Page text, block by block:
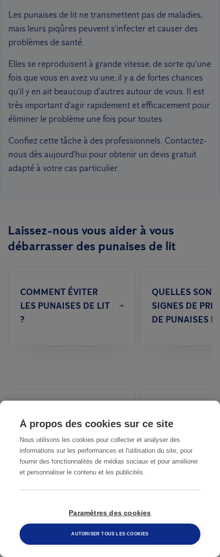
Les punaises de lit ne transmettent pas de maladies,
mais leurs piqûres peuvent s'infecter et causer des
problèmes de santé.
Elles se reproduisent à grande vitesse, de sorte qu'une
fois que vous en avez vu une, il y a de fortes chances
qu'il y en ait beaucoup d'autres autour de vous. Il est
très important d'agir rapidement et efficacement pour
éliminer le problème une fois pour toutes.
Confiez cette tâche à des professionnels. Contactez-
nous dès aujourd'hui pour obtenir un devis gratuit
adapté à votre cas particulier.
Laissez-nous vous aider à vous
débarrasser des punaises de lit
COMMENT ÉVITER
LES PUNAISES DE LIT
?
QUELLES SONT
SIGNES DE
DE PUNAISES
DIFFÉRENCES ENTRE
LES PUNAISES DE LIT
ET LES AUTRES
INSECTES ?
COMMENT
T-ON DES
DE LIT ?
TRAITEMENT
SERVICE DE
À propos des cookies sur ce site
Nous utilisons les cookies pour collecter et analyser des
informations sur les performances et l'utilisation du site, pour
fournir des fonctionnalités de médias sociaux et pour améliorer
et personnaliser le contenu et les publicités.
Paramètres des cookies
AUTORISER TOUS LES COOKIES